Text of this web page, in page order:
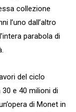
collezione
l’uno dall’altro
parabola di
del ciclo
e 40 milioni di
di Monet in